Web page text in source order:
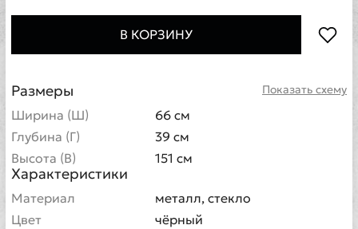
В КОРЗИНУ
Показать схему
Размеры
Ширина (Ш)
66 см
Глубина (Г)
39 см
Высота (В)
151 см
Характеристики
Материал
металл, стекло
Цвет
чёрный